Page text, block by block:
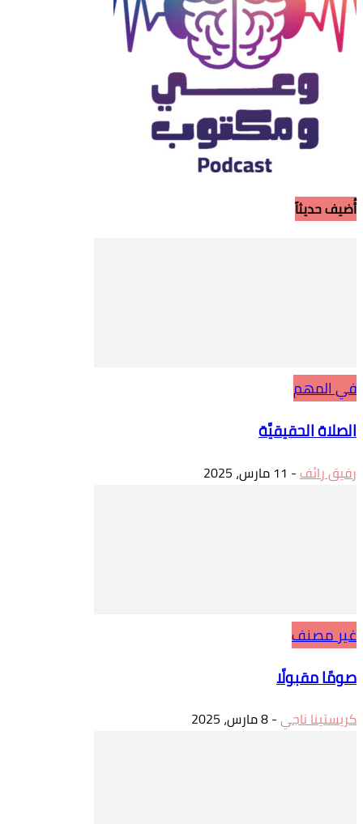
أُضيف حديثاً
في المهم
الصلاة الحقيقيَّة
رفيق رائف- 11 مارس، 2025
غير مصنف
صومًا مقبولًا
كريستينا ناجي-8 مارس، 2025